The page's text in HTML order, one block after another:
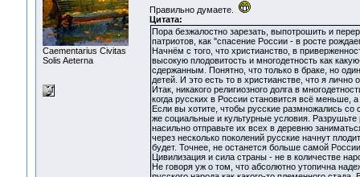
Сaementarius Civitas
Solis Aeterna
Правильно думаете.
Цитата:
Пора безжалостно зарезать, выпотрошить и
патриотов, как "спасение России - в росте
Начнём с того, что христианство, в
высокую плодовитость и многодетность как
сдержанным. Понятно, что только в браке, но
детей. И это есть то в христианстве, что я лично
Итак, никакого религиозного долга в
когда русских в России становится всё меньше,
Если вы хотите, чтобы русские размножались со
же социальные и культурные условия. Разрушьте
насильно отправьте их всех в деревню
через несколько поколений русские начнут
будет. Точнее, не останется больше самой
Цивилизация и сила страны - не в количестве
Не говоря уж о том, что абсолютно утопична